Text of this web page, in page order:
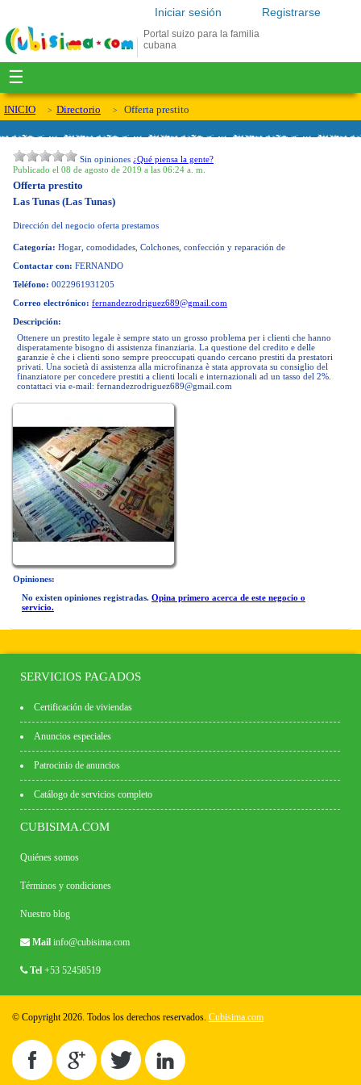
Registrarse
Iniciar sesión
Portal suizo para la familia
cubana
☰
INICIO Directorio Offerta prestito
Sin opiniones ¿Qué piensa la gente?
Publicado el 08 de agosto de 2019 a las 06:24 a. m.
Offerta prestito
Las Tunas (Las Tunas)
Dirección del negocio oferta prestamos
Categoría: Hogar, comodidades, Colchones, confección y reparación de
Contactar con: FERNANDO
Teléfono: 0022961931205
Correo electrónico: fernandezrodriguez689@gmail.com
Descripción:
Ottenere un prestito legale è sempre stato un grosso problema per i clienti che hanno
disperatamente bisogno di assistenza finanziaria. La questione del credito e delle
garanzie è che i clienti sono sempre preoccupati quando cercano prestiti da prestatori
privati. Una società di assistenza alla microfinanza è stata approvata su consiglio del
finanziatore per concedere prestiti a clienti locali e internazionali ad un tasso del 2%.
contattaci via e-mail: fernandezrodriguez689@gmail.com
Opiniones:
No existen opiniones registradas. Opina primero acerca de este negocio o
servicio.
SERVICIOS PAGADOS
Certificación de viviendas
Anuncios especiales
Patrocinio de anuncios
Catálogo de servicios completo
CUBISIMA.COM
Quiénes somos
Términos y condiciones
Nuestro blog
Mail info@cubisima.com
Tel +53 52458519
© Copyright 2026. Todos los derechos reservados. Cubisima.com